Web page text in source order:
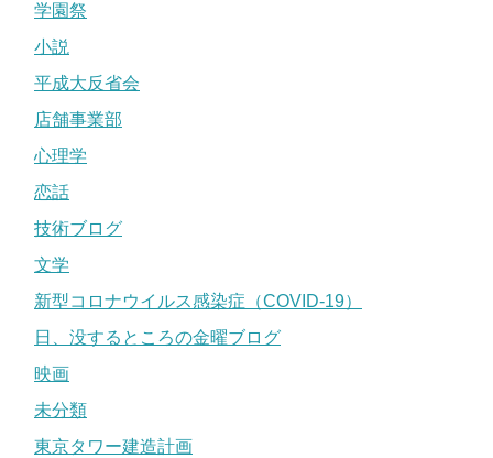
学園祭
小説
平成大反省会
店舗事業部
心理学
恋話
技術ブログ
文学
新型コロナウイルス感染症（COVID-19）
日、没するところの金曜ブログ
映画
未分類
東京タワー建造計画